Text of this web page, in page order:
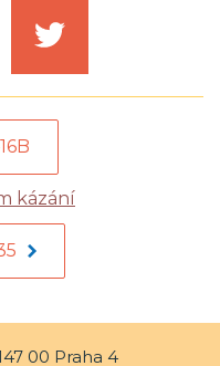
kázání
00 Praha 4